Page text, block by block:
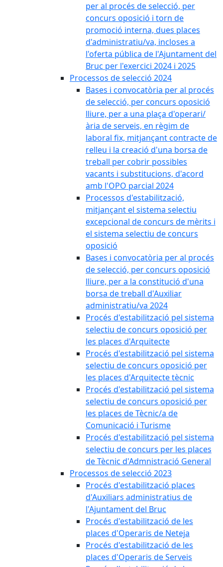
per al procés de selecció, per
concurs oposició i torn de
promoció interna, dues places
d'administratiu/va, incloses a
l'oferta pública de l'Ajuntament del
Bruc per l'exercici 2024 i 2025
Processos de selecció 2024
Bases i convocatòria per al procés
de selecció, per concurs oposició
lliure, per a una plaça d'operari/
ària de serveis, en règim de
laboral fix, mitjançant contracte de
relleu i la creació d'una borsa de
treball per cobrir possibles
vacants i substitucions, d'acord
amb l'OPO parcial 2024
Processos d'estabilització,
mitjançant el sistema selectiu
excepcional de concurs de mèrits i
el sistema selectiu de concurs
oposició
Bases i convocatòria per al procés
de selecció, per concurs oposició
lliure, per a la constitució d'una
borsa de treball d'Auxiliar
administratiu/va 2024
Procés d'estabilització pel sistema
selectiu de concurs oposició per
les places d'Arquitecte
Procés d'estabilització pel sistema
selectiu de concurs oposició per
les places d'Arquitecte tècnic
Procés d'estabilització pel sistema
selectiu de concurs oposició per
les places de Tècnic/a de
Comunicació i Turisme
Procés d'estabilització pel sistema
selectiu de concurs per les places
de Tècnic d'Admnistració General
Processos de selecció 2023
Procés d'estabilització places
d'Auxiliars administratius de
l'Ajuntament del Bruc
Procés d'estabilització de les
places d'Operaris de Neteja
Procés d'estabilització de les
places d'Operaris de Serveis